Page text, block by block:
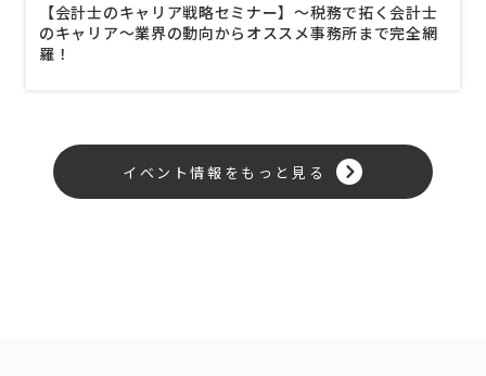
【会計士のキャリア戦略セミナー】〜税務で拓く会計士
のキャリア〜業界の動向からオススメ事務所まで完全網
羅！
イベント情報をもっと見る